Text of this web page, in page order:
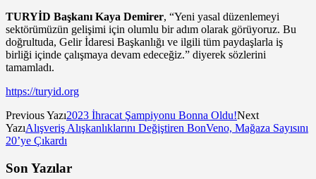
TURYİD Başkanı Kaya Demirer, “Yeni yasal düzenlemeyi
sektörümüzün gelişimi için olumlu bir adım olarak görüyoruz. Bu
doğrultuda, Gelir İdaresi Başkanlığı ve ilgili tüm paydaşlarla iş
birliği içinde çalışmaya devam edeceğiz.” diyerek sözlerini
tamamladı.
https://turyid.org
Previous Yazı2023 İhracat Şampiyonu Bonna Oldu!Next
YazıAlışveriş Alışkanlıklarını Değiştiren BonVeno, Mağaza Sayısını
20’ye Çıkardı
Son Yazılar